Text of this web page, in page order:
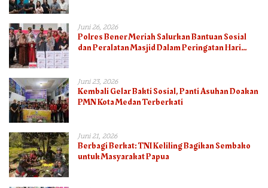
Juni 26, 2026
Polres Bener Meriah Salurkan Bantuan Sosial
dan Peralatan Masjid Dalam Peringatan Hari
Juni 23, 2026
Kembali Gelar Bakti Sosial, Panti Asuhan Doakan
PMN Kota Medan Terberkati
Juni 21, 2026
Berbagi Berkat: TNI Keliling Bagikan Sembako
untuk Masyarakat Papua